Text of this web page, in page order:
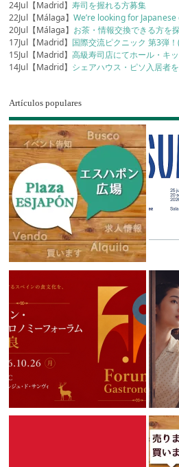
24Jul【Madrid】寿司を握れる方募集
22Jul【Málaga】We’re looking for
20Jul【Málaga】 お茶・情報交換できる方を
17Jul【Madrid】 国際交流ピクニック 第3弾
15Jul【Madrid】高級寿司店にてホール・キ
14Jul【Madrid】 シェアハウス・ピソ入居者
Artículos populares